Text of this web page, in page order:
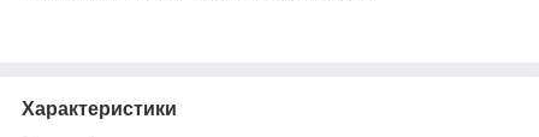
Характеристики